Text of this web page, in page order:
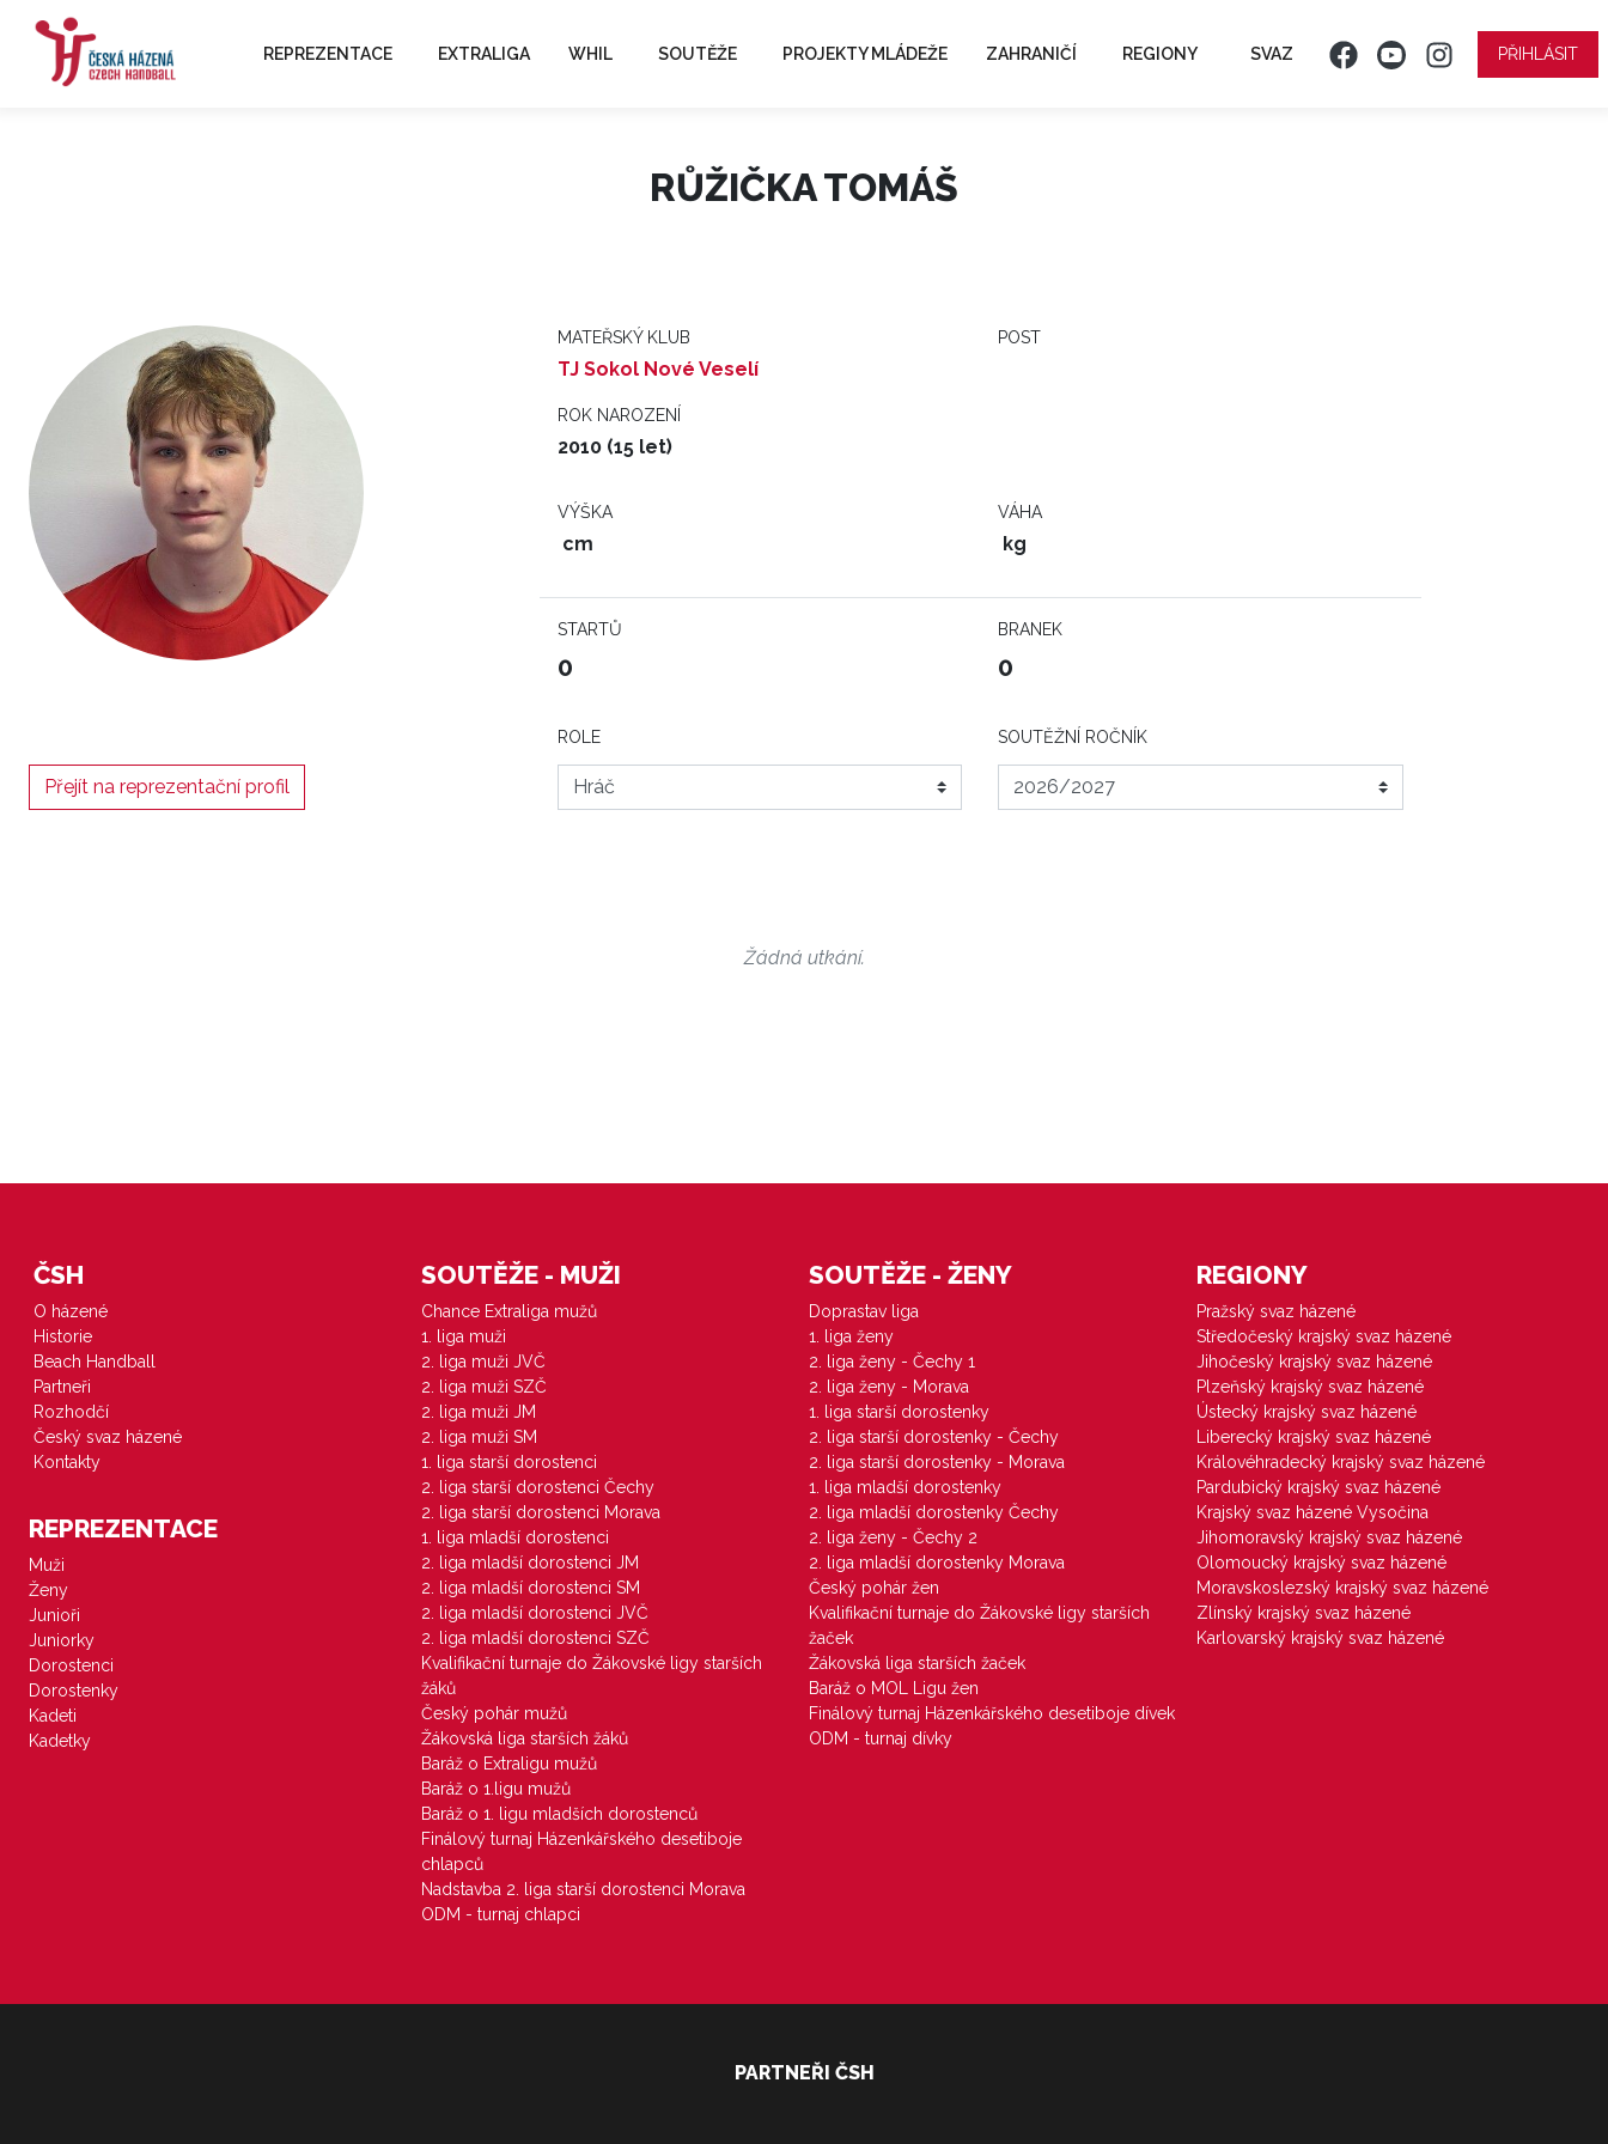
REPREZENTACE EXTRALIGA WHIL SOUTĚŽE PROJEKTY MLÁDEŽE ZAHRANIČÍ REGIONY SVAZ PŘIHLÁSIT
RŮŽIČKA TOMÁŠ
MATEŘSKÝ KLUB
TJ Sokol Nové Veselí
POST
ROK NAROZENÍ
2010 (15 let)
VÝŠKA
cm
VÁHA
kg
STARTŮ
0
BRANEK
0
Přejít na reprezentační profil
ROLE SOUTĚŽNÍ ROČNÍK
Žádná utkání.
ČSH
O házené
Historie
Beach Handball
Partneři
Rozhodčí
Český svaz házené
Kontakty
REPREZENTACE
Muži
Ženy
Junioři
Juniorky
Dorostenci
Dorostenky
Kadeti
Kadetky
SOUTĚŽE - MUŽI
Chance Extraliga mužů
1. liga muži
2. liga muži JVČ
2. liga muži SZČ
2. liga muži JM
2. liga muži SM
1. liga starší dorostenci
2. liga starší dorostenci Čechy
2. liga starší dorostenci Morava
1. liga mladší dorostenci
2. liga mladší dorostenci JM
2. liga mladší dorostenci SM
2. liga mladší dorostenci JVČ
2. liga mladší dorostenci SZČ
Kvalifikační turnaje do Žákovské ligy starších
žáků
Český pohár mužů
Žákovská liga starších žáků
Baráž o Extraligu mužů
Baráž o 1.ligu mužů
Baráž o 1. ligu mladších dorostenců
Finálový turnaj Házenkářského desetiboje
chlapců
Nadstavba 2. liga starší dorostenci Morava
ODM - turnaj chlapci
SOUTĚŽE - ŽENY
Doprastav liga
1. liga ženy
2. liga ženy - Čechy 1
2. liga ženy - Morava
1. liga starší dorostenky
2. liga starší dorostenky - Čechy
2. liga starší dorostenky - Morava
1. liga mladší dorostenky
2. liga mladší dorostenky Čechy
2. liga ženy - Čechy 2
2. liga mladší dorostenky Morava
Český pohár žen
Kvalifikační turnaje do Žákovské ligy starších
žaček
Žákovská liga starších žaček
Baráž o MOL Ligu žen
Finálový turnaj Házenkářského desetiboje dívek
ODM - turnaj dívky
REGIONY
Pražský svaz házené
Středočeský krajský svaz házené
Jihočeský krajský svaz házené
Plzeňský krajský svaz házené
Ústecký krajský svaz házené
Liberecký krajský svaz házené
Královéhradecký krajský svaz házené
Pardubický krajský svaz házené
Krajský svaz házené Vysočina
Jihomoravský krajský svaz házené
Olomoucký krajský svaz házené
Moravskoslezský krajský svaz házené
Zlínský krajský svaz házené
Karlovarský krajský svaz házené
PARTNEŘI ČSH